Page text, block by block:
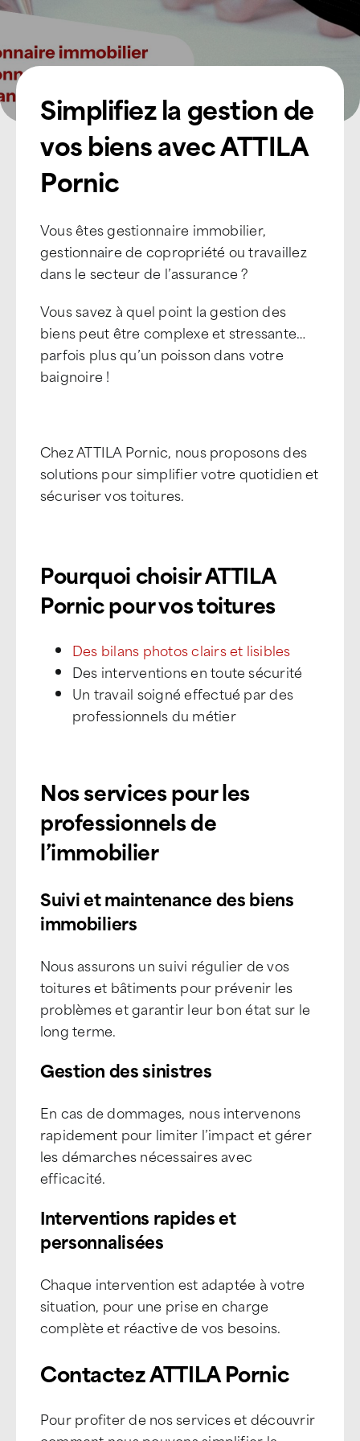
Simplifiez la gestion de
vos biens avec ATTILA
Pornic
Vous êtes gestionnaire immobilier,
gestionnaire de copropriété ou travaillez
dans le secteur de l’assurance ?
Vous savez à quel point la gestion des
biens peut être complexe et stressante…
parfois plus qu’un poisson dans votre
baignoire !
Chez ATTILA Pornic, nous proposons des
solutions pour simplifier votre quotidien et
sécuriser vos toitures.
Pourquoi choisir ATTILA
Pornic pour vos toitures
Des bilans photos clairs et lisibles
Des interventions en toute sécurité
Un travail soigné effectué par des
professionnels du métier
Nos services pour les
professionnels de
l’immobilier
Suivi et maintenance des biens
immobiliers
Nous assurons un suivi régulier de vos
toitures et bâtiments pour prévenir les
problèmes et garantir leur bon état sur le
long terme.
Gestion des sinistres
En cas de dommages, nous intervenons
rapidement pour limiter l’impact et gérer
les démarches nécessaires avec
efficacité.
Interventions rapides et
personnalisées
Chaque intervention est adaptée à votre
situation, pour une prise en charge
complète et réactive de vos besoins.
Contactez ATTILA Pornic
Pour profiter de nos services et découvrir